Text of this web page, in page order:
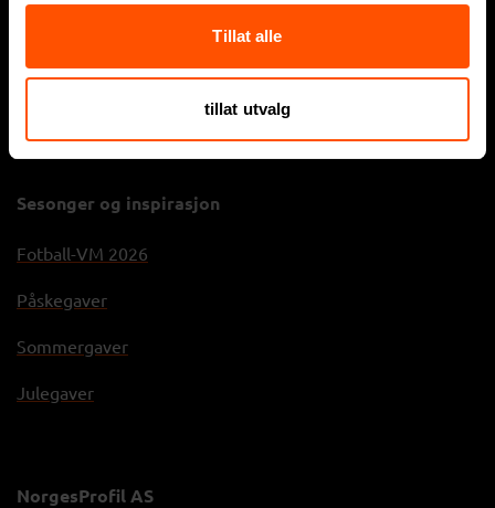
Tillat alle
tillat utvalg
Sportsklær
Arbeidsklær
Sesonger og inspirasjon
Fotball-VM 2026
Påskegaver
Sommergaver
Julegaver
NorgesProfil AS